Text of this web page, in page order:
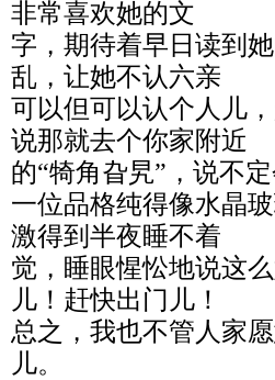
非常喜欢她的文
字，期待着早日读到
乱，让她不认六亲
可以但可以认个人儿
说那就去个你家附近
的“犄角旮旯”，说不
一位品格纯得像水晶
激得到半夜睡不着
觉，睡眼惺忪地说这
儿！赶快出门儿！
总之，我也不管人家
儿。